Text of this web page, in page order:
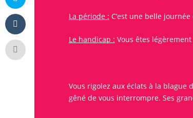
La période : C’est une belle
Le handicap : Vous êtes
Vous rigolez aux éclats à la blague
gêné de vous interrompre. Ses